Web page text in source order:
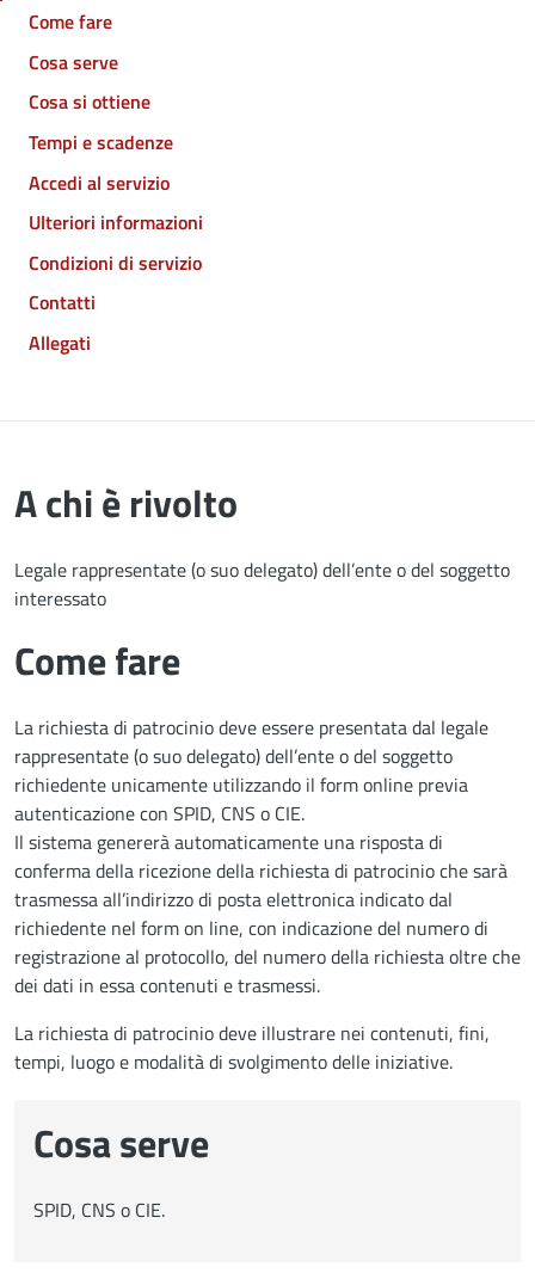
Come fare
Cosa serve
Cosa si ottiene
Tempi e scadenze
Accedi al servizio
Ulteriori informazioni
Condizioni di servizio
Contatti
Allegati
A chi è rivolto
Legale rappresentate (o suo delegato) dell’ente o del soggetto
interessato
Come fare
La richiesta di patrocinio deve essere presentata dal legale
rappresentate (o suo delegato) dell’ente o del soggetto
richiedente unicamente utilizzando il form online previa
autenticazione con SPID, CNS o CIE.
Il sistema genererà automaticamente una risposta di
conferma della ricezione della richiesta di patrocinio che sarà
trasmessa all’indirizzo di posta elettronica indicato dal
richiedente nel form on line, con indicazione del numero di
registrazione al protocollo, del numero della richiesta oltre che
dei dati in essa contenuti e trasmessi.
La richiesta di patrocinio deve illustrare nei contenuti, fini,
tempi, luogo e modalità di svolgimento delle iniziative.
Cosa serve
SPID, CNS o CIE.